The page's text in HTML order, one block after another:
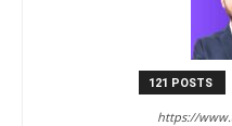
121 POSTS
https://